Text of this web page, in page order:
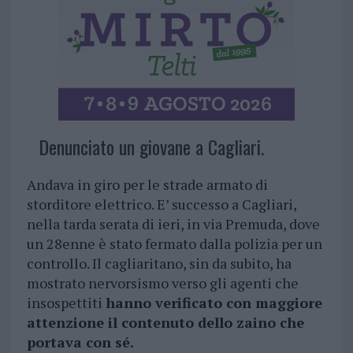
Denunciato un giovane a Cagliari.
Andava in giro per le strade armato di
storditore elettrico. E’ successo a Cagliari,
nella tarda serata di ieri, in via Premuda, dove
un 28enne è stato fermato dalla polizia per un
controllo. Il cagliaritano, sin da subito, ha
mostrato nervorsismo verso gli agenti che
insospettiti hanno verificato con maggiore
attenzione il contenuto dello zaino che
portava con sé.